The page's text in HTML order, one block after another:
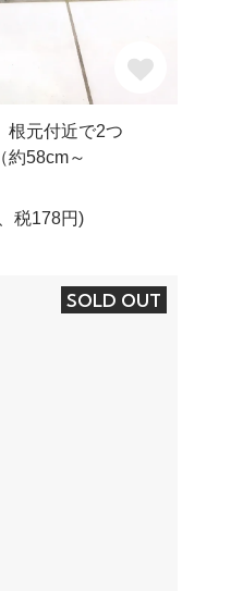
元付近で2つ
約58cm～
税178円)
SOLD OUT